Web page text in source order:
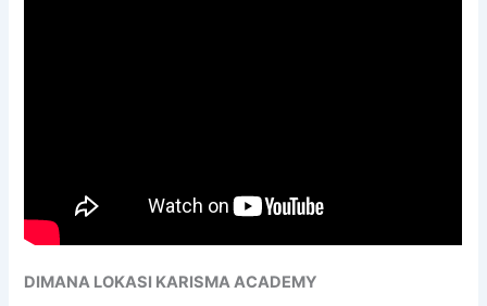
DIMANA LOKASI KARISMA ACADEMY